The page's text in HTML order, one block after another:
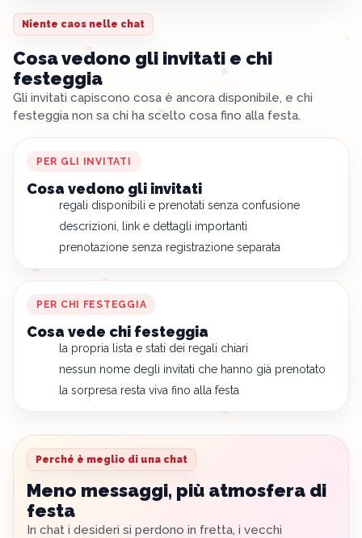
Niente caos nelle chat
Cosa vedono gli invitati e chi
festeggia
Gli invitati capiscono cosa è ancora disponibile, e chi
festeggia non sa chi ha scelto cosa fino alla festa.
PER GLI INVITATI
Cosa vedono gli invitati
regali disponibili e prenotati senza confusione
descrizioni, link e dettagli importanti
prenotazione senza registrazione separata
PER CHI FESTEGGIA
Cosa vede chi festeggia
la propria lista e stati dei regali chiari
nessun nome degli invitati che hanno già prenotato
la sorpresa resta viva fino alla festa
Perché è meglio di una chat
Meno messaggi, più atmosfera di
festa
In chat i desideri si perdono in fretta, i vecchi